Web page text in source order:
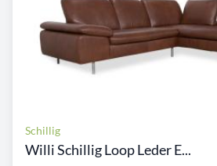
Schillig
Willi Schillig Loop Leder E...